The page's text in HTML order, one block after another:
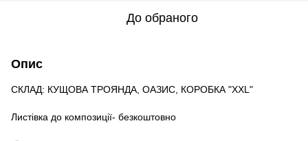
До обраного
Опис
СКЛАД: КУЩОВА ТРОЯНДА, ОАЗИС, КОРОБКА "XXL"
Листівка до композиції- безкоштовно